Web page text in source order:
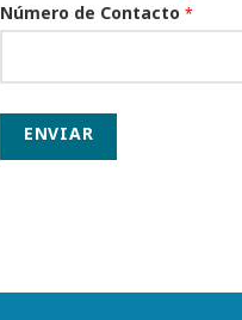
Número de Contacto *
ENVIAR